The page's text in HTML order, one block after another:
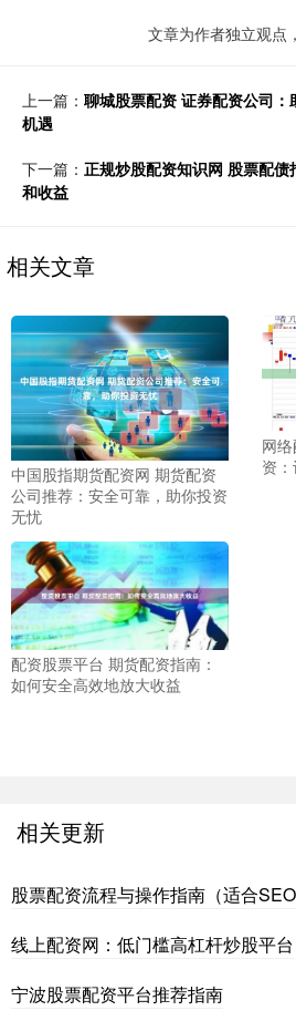
文章为作者独立观点
上一篇： 聊城股票配资 证券配资公司
机遇
下一篇： 正规炒股配资知识网 股票配
和收益
相关文章
中国股指期货配资网 期货配资
公司推荐：安全可靠，助你投资
无忧
网
资
配资股票平台 期货配资指南：
如何安全高效地放大收益
相关更新
股票配资流程与操作指南（适合SEO
线上配资网：低门槛高杠杆炒股平台
宁波股票配资平台推荐指南